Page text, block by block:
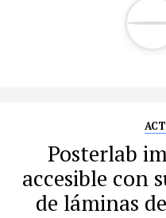
Posterlab
accesible con
de láminas